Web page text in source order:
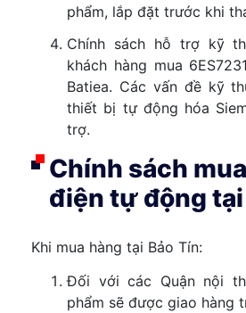
phẩm, lắp đặt trước khi
Chính sách hỗ trợ kỹ
khách hàng mua
Batiea. Các vấn đề kỹ
thiết bị tự động hóa
trợ.
Chính sách
điện tự động tại
Khi mua hàng tại Bảo Tín:
Đối với các Quận nội
phẩm sẽ được giao hàng